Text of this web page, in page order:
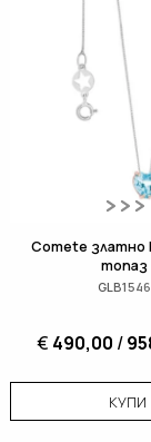
Comete златно
топаз
GLB1546
€ 490,00 /
КУПИ